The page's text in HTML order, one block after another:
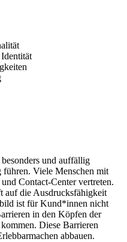
und auffällig
Viele Menschen mit
Contact-Center vertreten.
auf die Ausdrucksfähigkeit
ist für Kund*innen nicht
in den Köpfen der
Diese Barrieren
abbauen.